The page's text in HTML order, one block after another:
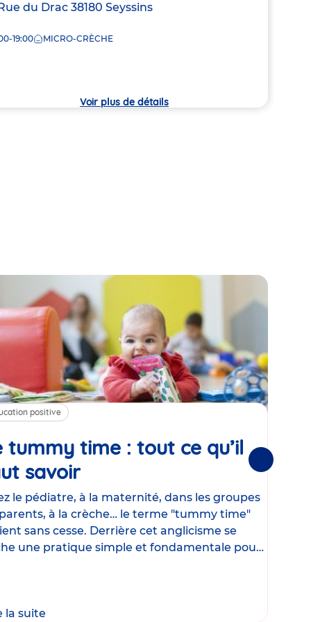
du Drac 38180 Seyssins
19:00 MICRO-CRÈCHE
Voir plus de détails
positive
tummy time : tout ce qu’il
savoirArticle
le pédiatre, à la maternité, dans les groupes
à la crèche… le terme "tummy time"
sans cesse. Derrière cet anglicisme se
une pratique simple et fondamentale pour
la suite
Suivantes